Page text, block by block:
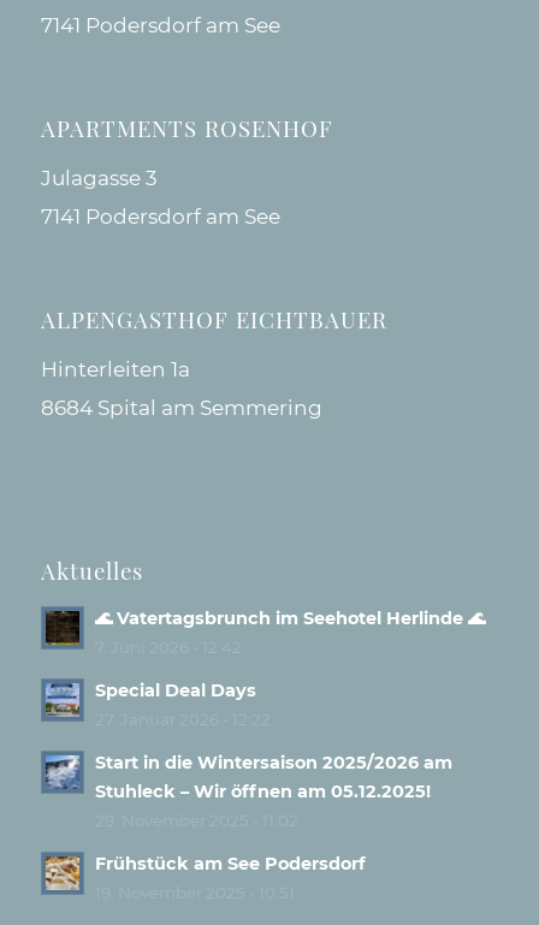
7141 Podersdorf am See
APARTMENTS ROSENHOF
Julagasse 3
7141 Podersdorf am See
ALPENGASTHOF EICHTBAUER
Hinterleiten 1a
8684 Spital am Semmering
Aktuelles
🌊 Vatertagsbrunch im Seehotel Herlinde 🌊
7. Juni 2026 - 12:42
Special Deal Days
27. Januar 2026 - 12:22
Start in die Wintersaison 2025/2026 am
Stuhleck – Wir öffnen am 05.12.2025!
29. November 2025 - 11:02
Frühstück am See Podersdorf
19. November 2025 - 10:51